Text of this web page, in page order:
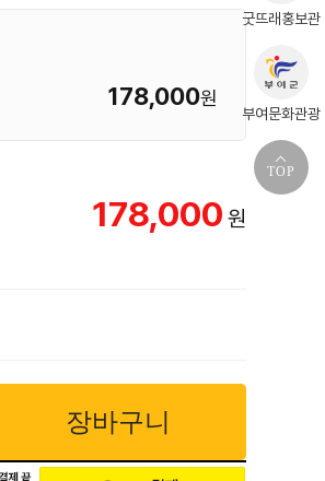
굿뜨래홍보관
부여문화관광
TOP
178,000원
178,000 원
장바구니